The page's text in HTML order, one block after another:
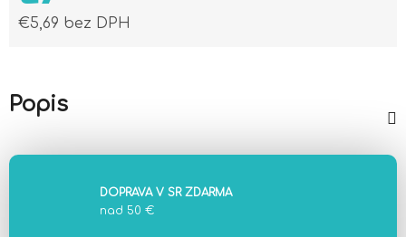
€5,69 bez DPH
Popis
DOPRAVA V SR ZDARMA
nad 50 €